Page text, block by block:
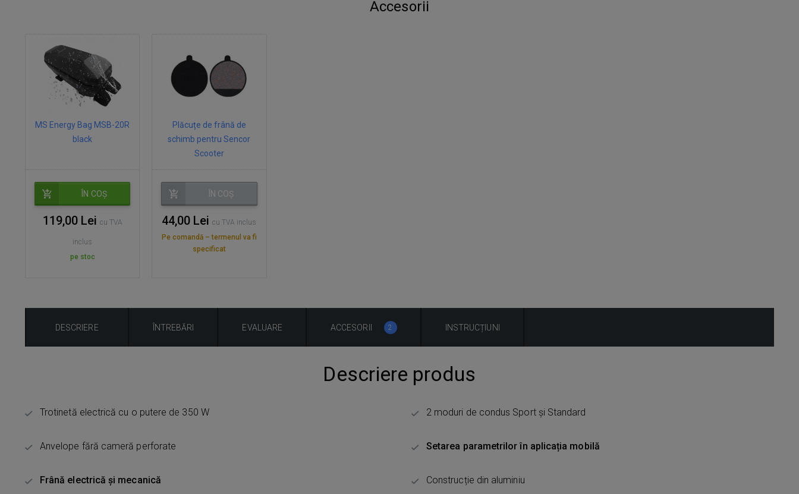
Accesorii
MS Energy Bag MSB-20R
black
ÎN COȘ
119,00 Lei cu TVA
inclus
pe stoc
Plăcuțe de frână de
schimb pentru Sencor
Scooter
ÎN COȘ
44,00 Leicu TVA inclus
Pe comandă – termenul va fi
specificat
DESCRIERE ÎNTREBĂRI EVALUARE ACCESORII 2 INSTRUCȚIUNI
Descriere produs
Trotinetă electrică cu o putere de 350 W
Anvelope fără cameră perforate
Frână electrică și mecanică
2 moduri de condus Sport și Standard
Setarea parametrilor în aplicația mobilă
Construcție din aluminiu